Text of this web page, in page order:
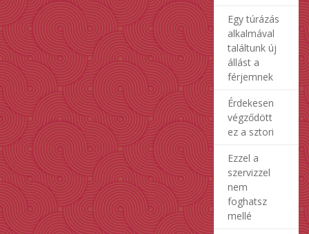
Egy túrázás
alkalmával
találtunk új
állást a
férjemnek
Érdekesen
végződött
ez a sztori
Ezzel a
szervizzel
nem
foghatsz
mellé